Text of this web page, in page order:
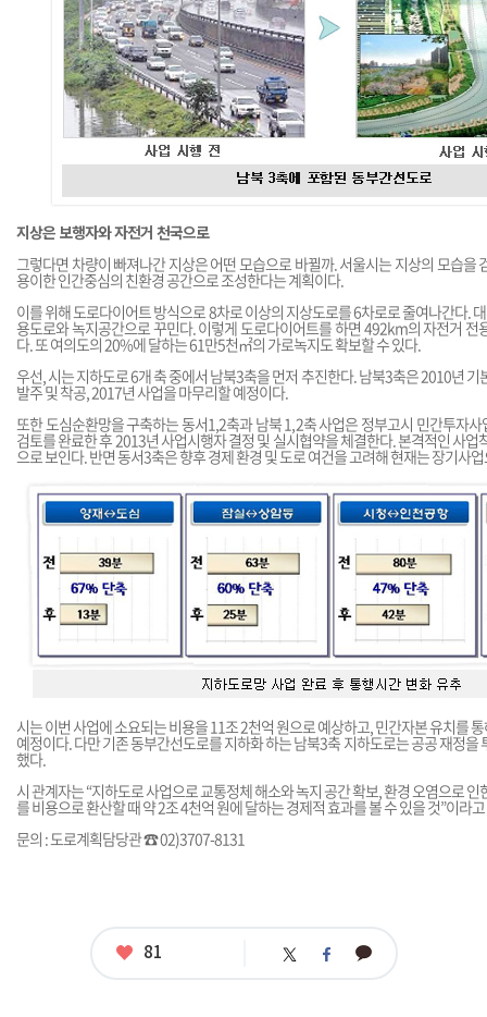
지상은 보행자와 자전거 천국으로
그렇다면 차량이 빠져나간 지상은 어떤 모습으로 바뀔까. 서울시는 지상의 모습을
용이한 인간중심의 친환경 공간으로 조성한다는 계획이다.
이를 위해 도로다이어트 방식으로 8차로 이상의 지상도로를 6차로로 줄여나간다.
용도로와 녹지공간으로 꾸민다. 이렇게 도로다이어트를 하면 492km의 자전거 전
다. 또 여의도의 20%에 달하는 61만5천㎡의 가로녹지도 확보할 수 있다.
우선, 시는 지하도로 6개 축 중에서 남북3축을 먼저 추진한다. 남북3축은 2010년
발주 및 착공, 2017년 사업을 마무리할 예정이다.
또한 도심순환망을 구축하는 동서1,2축과 남북 1,2축 사업은 정부고시 민간투자
검토를 완료한 후 2013년 사업시행자 결정 및 실시협약을 체결한다. 본격적인 사
으로 보인다. 반면 동서3축은 향후 경제 환경 및 도로 여건을 고려해 현재는 장기사
시는 이번 사업에 소요되는 비용을 11조 2천억 원으로 예상하고, 민간자본 유치를
예정이다. 다만 기존 동부간선도로를 지하화 하는 남북3축 지하도로는 공공 재정을
했다.
시 관계자는 “지하도로 사업으로 교통정체 해소와 녹지 공간 확보, 환경 오염으로 인
를 비용으로 환산할 때 약 2조 4천억 원에 달하는 경제적 효과를 볼 수 있을 것”이라
문의 : 도로계획담당관 ☎ 02)3707-8131
좋
81 트 페 카